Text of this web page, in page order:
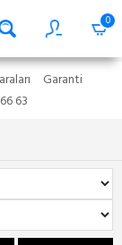
0
Garanti
63